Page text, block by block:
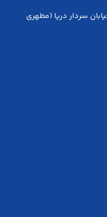
سردار دریا (مطهری